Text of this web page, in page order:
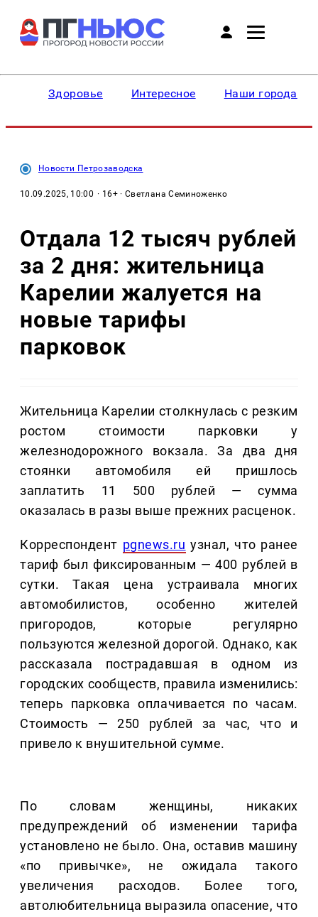
Здоровье Интересное Наши города
Новости Петрозаводска
10.09.2025, 10:00 · 16+ · Светлана Семиноженко
Отдала 12 тысяч рублей
за 2 дня: жительница
Карелии жалуется на
новые тарифы
парковок
Жительница Карелии столкнулась с резким
ростом стоимости парковки у
железнодорожного вокзала. За два дня
стоянки автомобиля ей пришлось
заплатить 11 500 рублей — сумма
оказалась в разы выше прежних расценок.
Корреспондент pgnews.ru узнал, что ранее
тариф был фиксированным — 400 рублей в
сутки. Такая цена устраивала многих
автомобилистов, особенно жителей
пригородов, которые регулярно
пользуются железной дорогой. Однако, как
рассказала пострадавшая в одном из
городских сообществ, правила изменились:
теперь парковка оплачивается по часам.
Стоимость — 250 рублей за час, что и
привело к внушительной сумме.
По словам женщины, никаких
предупреждений об изменении тарифа
установлено не было. Она, оставив машину
«по привычке», не ожидала такого
увеличения расходов. Более того,
автолюбительница выразила опасение, что